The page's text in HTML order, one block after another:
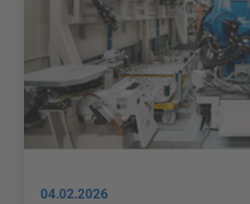
04.02.2026